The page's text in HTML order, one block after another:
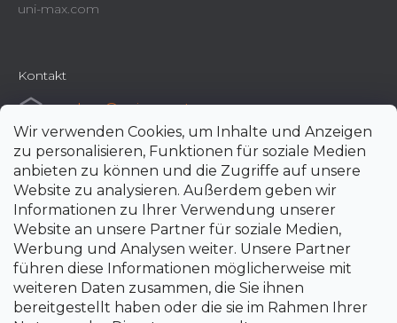
Wir verwenden Cookies, um Inhalte und Anzeigen
zu personalisieren, Funktionen für soziale Medien
anbieten zu können und die Zugriffe auf unsere
Website zu analysieren. Außerdem geben wir
Informationen zu Ihrer Verwendung unserer
Website an unsere Partner für soziale Medien,
Werbung und Analysen weiter. Unsere Partner
führen diese Informationen möglicherweise mit
weiteren Daten zusammen, die Sie ihnen
bereitgestellt haben oder die sie im Rahmen Ihrer
uni-max.com
Kontakt
e-shop@uni-max.at
+420 266 190 190